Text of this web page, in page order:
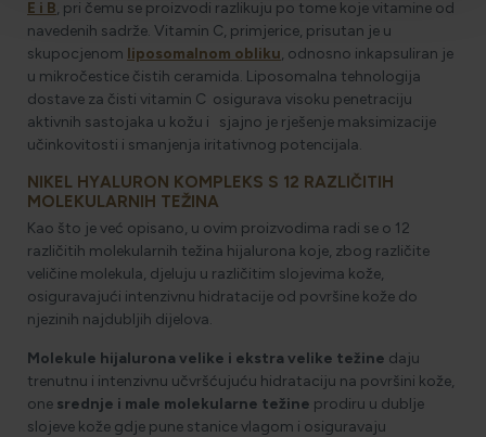
E i B, pri čemu se proizvodi razlikuju po tome koje vitamine od
navedenih sadrže. Vitamin C, primjerice, prisutan je u
skupocjenom liposomalnom obliku, odnosno inkapsuliran je
u mikročestice čistih ceramida. Liposomalna tehnologija
dostave za čisti vitamin C osigurava visoku penetraciju
aktivnih sastojaka u kožu i sjajno je rješenje maksimizacije
učinkovitosti i smanjenja iritativnog potencijala.
NIKEL HYALURON KOMPLEKS S 12 RAZLIČITIH
MOLEKULARNIH TEŽINA
Kao što je već opisano, u ovim proizvodima radi se o 12
različitih molekularnih težina hijalurona koje, zbog različite
veličine molekula, djeluju u različitim slojevima kože,
osiguravajući intenzivnu hidratacije od površine kože do
njezinih najdubljih dijelova.
Molekule hijalurona velike i ekstra velike težine daju
trenutnu i intenzivnu učvršćujuću hidrataciju na površini kože,
one srednje i male molekularne težine prodiru u dublje
slojeve kože gdje pune stanice vlagom i osiguravaju